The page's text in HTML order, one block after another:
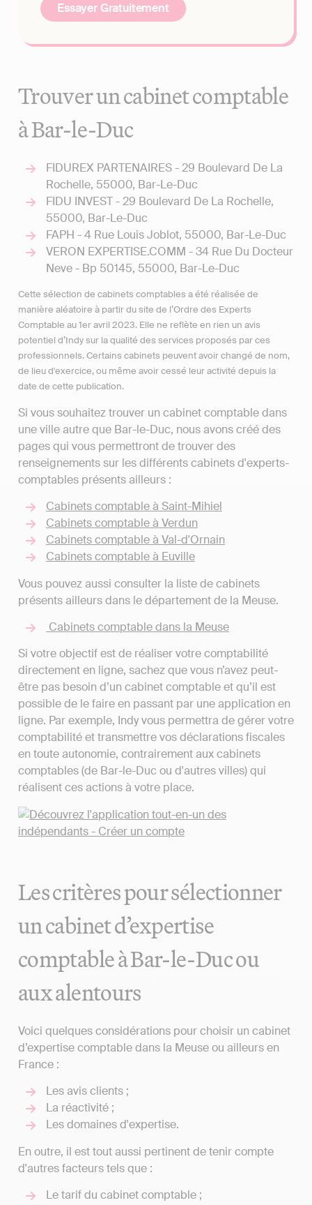
Essayer Gratuitement
Trouver un cabinet comptable
à Bar-le-Duc
FIDUREX PARTENAIRES - 29 Boulevard De La
Rochelle, 55000, Bar-Le-Duc
FIDU INVEST - 29 Boulevard De La Rochelle,
55000, Bar-Le-Duc
FAPH - 4 Rue Louis Joblot, 55000, Bar-Le-Duc
VERON EXPERTISE.COMM - 34 Rue Du Docteur
Neve - Bp 50145, 55000, Bar-Le-Duc
Cette sélection de cabinets comptables a été réalisée de
manière aléatoire à partir du site de l’Ordre des Experts
Comptable au 1er avril 2023. Elle ne reflète en rien un avis
potentiel d’Indy sur la qualité des services proposés par ces
professionnels. Certains cabinets peuvent avoir changé de nom,
de lieu d'exercice, ou même avoir cessé leur activité depuis la
date de cette publication.
Si vous souhaitez trouver un cabinet comptable dans
une ville autre que Bar-le-Duc, nous avons créé des
pages qui vous permettront de trouver des
renseignements sur les différents cabinets d'experts-
comptables présents ailleurs :
Cabinets comptable à Saint-Mihiel
Cabinets comptable à Verdun
Cabinets comptable à Val-d'Ornain
Cabinets comptable à Euville
Vous pouvez aussi consulter la liste de cabinets
présents ailleurs dans le département de la Meuse.
Cabinets comptable dans la Meuse
Si votre objectif est de réaliser votre comptabilité
directement en ligne, sachez que vous n’avez peut-
être pas besoin d’un cabinet comptable et qu’il est
possible de le faire en passant par une application en
ligne. Par exemple, Indy vous permettra de gérer votre
comptabilité et transmettre vos déclarations fiscales
en toute autonomie, contrairement aux cabinets
comptables (de Bar-le-Duc ou d'autres villes) qui
réalisent ces actions à votre place.
Les critères pour sélectionner
un cabinet d’expertise
comptable à Bar-le-Duc ou
aux alentours
Voici quelques considérations pour choisir un cabinet
d’expertise comptable dans la Meuse ou ailleurs en
France :
Les avis clients ;
La réactivité ;
Les domaines d'expertise.
En outre, il est tout aussi pertinent de tenir compte
d'autres facteurs tels que :
Le tarif du cabinet comptable ;